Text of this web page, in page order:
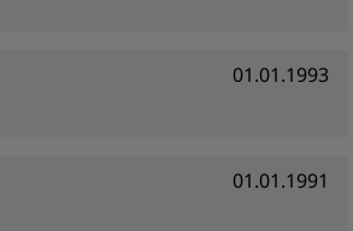
01.01.1993
01.01.1991